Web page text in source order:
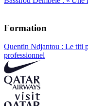
Formation
Quentin Ndjantou : Le titi
professionnel